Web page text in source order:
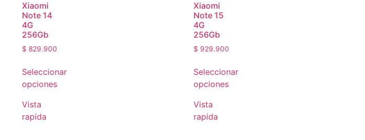
Xiaomi
Note 14
4G
256Gb
$ 829.900
Seleccionar
opciones
Vista
rapida
Xiaomi
Note 15
4G
256Gb
$ 929.900
Seleccionar
opciones
Vista
rapida